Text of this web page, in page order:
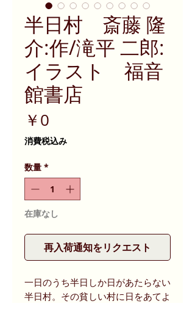
半日村 斎藤 隆
介:作/滝平 二郎:
イラスト 福音
館書店
￥0
格
消費税込み
数量 *
在庫なし
再入荷通知をリクエスト
一日のうち半日しか日があたらない
半日村。その貧しい村に日をあてよ